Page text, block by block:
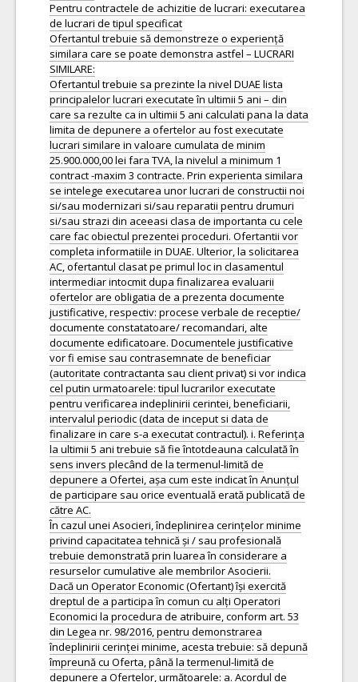
Pentru contractele de achizitie de lucrari: executarea
de lucrari de tipul specificat
Ofertantul trebuie să demonstreze o experiență
similara care se poate demonstra astfel – LUCRARI
SIMILARE:
Ofertantul trebuie sa prezinte la nivel DUAE lista
principalelor lucrari executate în ultimii 5 ani – din
care sa rezulte ca in ultimii 5 ani calculati pana la data
limita de depunere a ofertelor au fost executate
lucrari similare in valoare cumulata de minim
25.900.000,00 lei fara TVA, la nivelul a minimum 1
contract -maxim 3 contracte. Prin experienta similara
se intelege executarea unor lucrari de constructii noi
si/sau modernizari si/sau reparatii pentru drumuri
si/sau strazi din aceeasi clasa de importanta cu cele
care fac obiectul prezentei proceduri. Ofertantii vor
completa informatiile in DUAE. Ulterior, la solicitarea
AC, ofertantul clasat pe primul loc in clasamentul
intermediar intocmit dupa finalizarea evaluarii
ofertelor are obligatia de a prezenta documente
justificative, respectiv: procese verbale de receptie/
documente constatatoare/ recomandari, alte
documente edificatoare. Documentele justificative
vor fi emise sau contrasemnate de beneficiar
(autoritate contractanta sau client privat) si vor indica
cel putin urmatoarele: tipul lucrarilor executate
pentru verificarea indeplinirii cerintei, beneficiarii,
intervalul periodic (data de inceput si data de
finalizare in care s-a executat contractul). i. Referința
la ultimii 5 ani trebuie să fie întotdeauna calculată în
sens invers plecând de la termenul-limită de
depunere a Ofertei, așa cum este indicat în Anunțul
de participare sau orice eventuală erată publicată de
către AC.
În cazul unei Asocieri, îndeplinirea cerințelor minime
privind capacitatea tehnică și / sau profesională
trebuie demonstrată prin luarea în considerare a
resurselor cumulative ale membrilor Asocierii.
Dacă un Operator Economic (Ofertant) își exercită
dreptul de a participa în comun cu alți Operatori
Economici la procedura de atribuire, conform art. 53
din Legea nr. 98/2016, pentru demonstrarea
îndeplinirii cerinței minime, acesta trebuie: să depună
împreună cu Oferta, până la termenul-limită de
depunere a Ofertelor, următoarele: a. Acordul de